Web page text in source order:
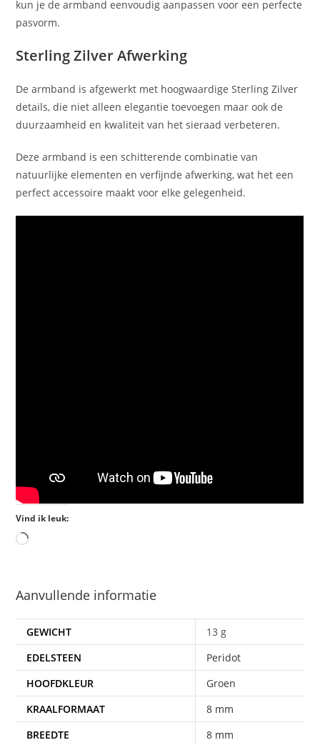
kun je de armband eenvoudig aanpassen voor een perfecte
pasvorm.
Sterling Zilver Afwerking
De armband is afgewerkt met hoogwaardige Sterling Zilver
details, die niet alleen elegantie toevoegen maar ook de
duurzaamheid en kwaliteit van het sieraad verbeteren.
Deze armband is een schitterende combinatie van
natuurlijke elementen en verfijnde afwerking, wat het een
perfect accessoire maakt voor elke gelegenheid.
Vind ik leuk:
Aanvullende informatie
GEWICHT
13 g
EDELSTEEN
Peridot
HOOFDKLEUR
Groen
KRAALFORMAAT
8 mm
BREEDTE
8 mm